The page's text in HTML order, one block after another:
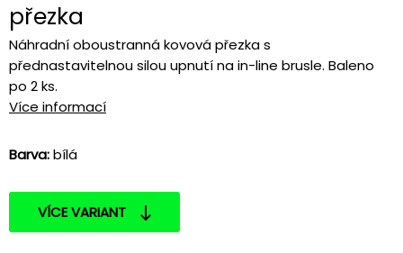
přezka
Náhradní oboustranná kovová přezka s
přednastavitelnou silou upnutí na in-line brusle. Baleno
po 2 ks.
Více informací
Barva:bílá
VÍCE VARIANT